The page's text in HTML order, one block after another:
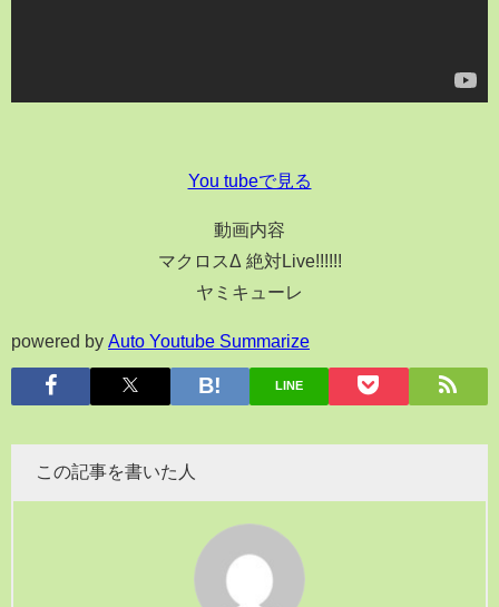
You tubeで見る
動画内容
マクロスΔ 絶対Live!!!!!!
ヤミキューレ
powered by Auto Youtube Summarize
LINE
この記事を書いた人